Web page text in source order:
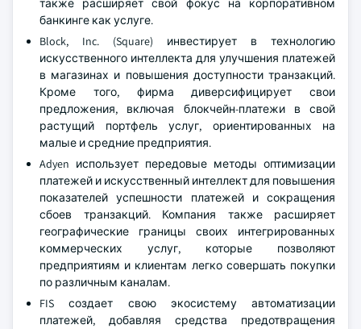
также расширяет свой фокус на корпоративном
банкинге как услуге.
Block, Inc. (Square) инвестирует в технологию
искусственного интеллекта для улучшения платежей
в магазинах и повышения доступности транзакций.
Кроме того, фирма диверсифицирует свои
предложения, включая блокчейн-платежи в свой
растущий портфель услуг, ориентированных на
малые и средние предприятия.
Adyen использует передовые методы оптимизации
платежей и искусственный интеллект для повышения
показателей успешности платежей и сокращения
сбоев транзакций. Компания также расширяет
географические границы своих интегрированных
коммерческих услуг, которые позволяют
предприятиям и клиентам легко совершать покупки
по различным каналам.
FIS создает свою экосистему автоматизации
платежей, добавляя средства предотвращения